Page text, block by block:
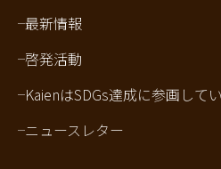
最新情報
啓発活動
KaienはSDGs達成に参画して
ニュースレター